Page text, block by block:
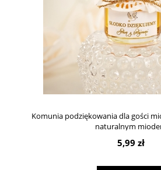
Komunia podziękowania dla gości
naturalnym
5,99 zł